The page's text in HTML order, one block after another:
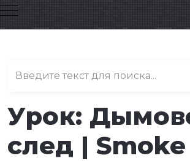
Mobile Menu Toggle
Урок:
след |